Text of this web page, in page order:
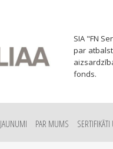
SIA "FN
par
fonds.
JAUNUMI PAR MUMS